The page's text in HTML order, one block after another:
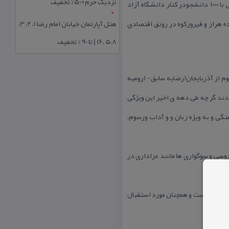
دانشگاه جامع – علمی كاربردی رودهن با ۲۰۰۰ دانشجو و دانشگاه پیام نور رودهن با ۵۰۰۰ دانشجو و دانشگاه پیام نور آبعلی با ۱۰۰۰ دانشجودر كنار دانشگاه آزاد
هراز و فیروزكوه در رونق اقتصادی
از آذربایجان(رضایه سابق- ارومیه
گر چه طی دهه ی اخیر این ویژگی
و به ویژه زبان و و آداب ورسوم،
و سوگواری ها مانند عزاداری در
و زیباست و همچنان مورد استقبال
هتل آپارتمان خیابان امام رضا 1، 2، 3،
5،8 ،16 | تا 90 % تخفیف